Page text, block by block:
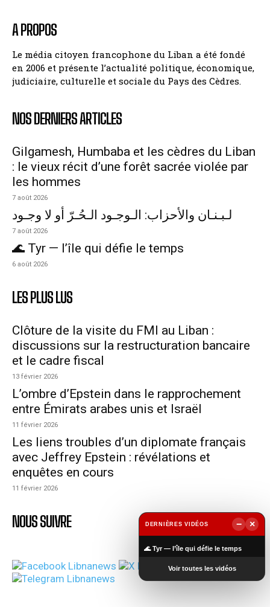
A PROPOS
Le média citoyen francophone du Liban a été fondé
en 2006 et présente l’actualité politique, économique,
judiciaire, culturelle et sociale du Pays des Cèdres.
NOS DERNIERS ARTICLES
Gilgamesh, Humbaba et les cèdres du Liban
: le vieux récit d’une forêt sacrée violée par
les hommes
7 août 2026
لـبـنـان والأحزاب: الـوجـود الـحُـرّ أو لا وجـود
7 août 2026
🌊 Tyr — l’île qui défie le temps
6 août 2026
LES PLUS LUS
Clôture de la visite du FMI au Liban :
discussions sur la restructuration bancaire
et le cadre fiscal
13 février 2026
L’ombre d’Epstein dans le rapprochement
entre Émirats arabes unis et Israël
11 février 2026
Les liens troubles d’un diplomate français
avec Jeffrey Epstein : révélations et
enquêtes en cours
11 février 2026
NOUS SUIVRE DERNIÈRES VIDÉOS −
×
🌊 Tyr — l’île qui défie le temps
Voir toutes les vidéos